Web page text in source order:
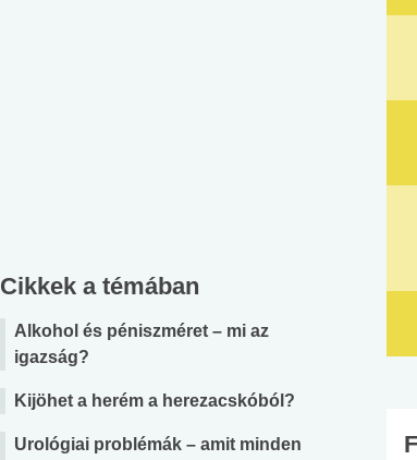
Cikkek a témában
Alkohol és péniszméret – mi az
igazság?
Kijöhet a herém a herezacskóból?
Urológiai problémák – amit minden